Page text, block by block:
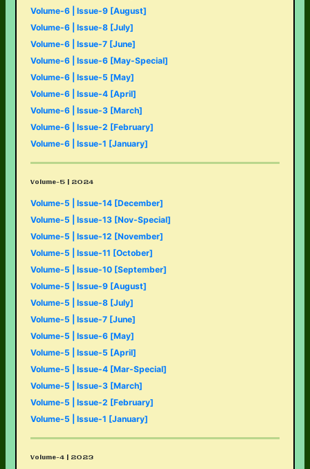
Volume-6 | Issue-9 [August]
Volume-6 | Issue-8 [July]
Volume-6 | Issue-7 [June]
Volume-6 | Issue-6 [May-Special]
Volume-6 | Issue-5 [May]
Volume-6 | Issue-4 [April]
Volume-6 | Issue-3 [March]
Volume-6 | Issue-2 [February]
Volume-6 | Issue-1 [January]
Volume-5 | 2024
Volume-5 | Issue-14 [December]
Volume-5 | Issue-13 [Nov-Special]
Volume-5 | Issue-12 [November]
Volume-5 | Issue-11 [October]
Volume-5 | Issue-10 [September]
Volume-5 | Issue-9 [August]
Volume-5 | Issue-8 [July]
Volume-5 | Issue-7 [June]
Volume-5 | Issue-6 [May]
Volume-5 | Issue-5 [April]
Volume-5 | Issue-4 [Mar-Special]
Volume-5 | Issue-3 [March]
Volume-5 | Issue-2 [February]
Volume-5 | Issue-1 [January]
Volume-4 | 2023